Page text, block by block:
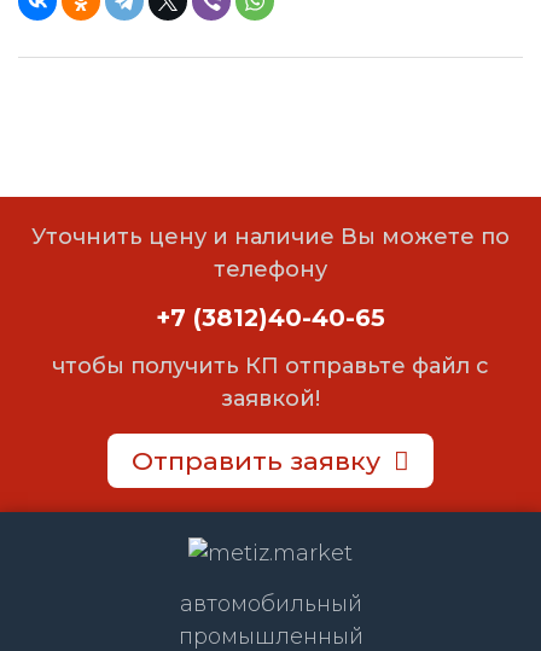
Уточнить цену и наличие Вы можете по
телефону
+7 (3812)40-40-65
чтобы получить КП отправьте файл с
заявкой!
Отправить заявку
автомобильный
промышленный